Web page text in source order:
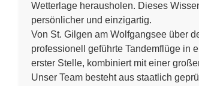
Wetterlage herausholen. Dieses
persönlicher und einzigartig.
Von St. Gilgen am Wolfgangsee über
professionell geführte Tandemflüge in
erster Stelle, kombiniert mit einer
Unser Team besteht aus staatlich